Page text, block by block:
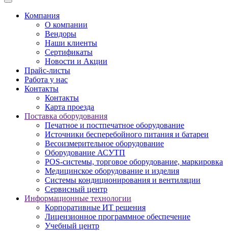
Компания
О компании
Вендоры
Наши клиенты
Сертификаты
Новости и Акции
Прайс-листы
Работа у нас
Контакты
Контакты
Карта проезда
Поставка оборудования
Печатное и постпечатное оборудование
Источники бесперебойного питания и батареи
Весоизмерительное оборудование
Оборудование АСУТП
POS-системы, торговое оборудование, маркировка
Медицинское оборудование и изделия
Системы кондиционирования и вентиляции
Сервисный центр
Информационные технологии
Корпоративные ИТ решения
Лицензионное программное обеспечение
Учебный центр